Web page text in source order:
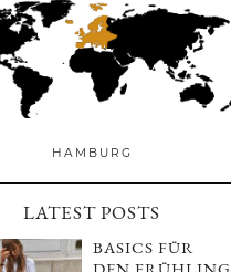
HAMBURG
LATEST POSTS
BASICS FÜR
DEN FRÜHLING